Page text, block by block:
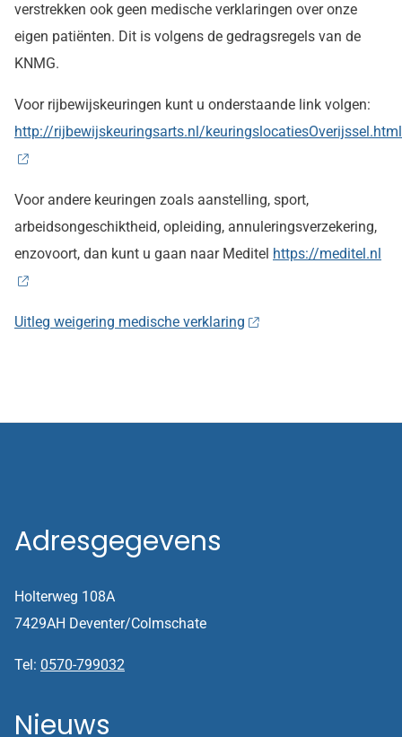
verstrekken ook geen medische verklaringen over onze
eigen patiënten. Dit is volgens de gedragsregels van de
KNMG.
Voor rijbewijskeuringen kunt u onderstaande link volgen:
http://rijbewijskeuringsarts.nl/keuringslocatiesOverijssel.html
Voor andere keuringen zoals aanstelling, sport,
arbeidsongeschiktheid, opleiding, annuleringsverzekering,
enzovoort, dan kunt u gaan naar Meditel https://meditel.nl
Uitleg weigering medische verklaring
Adresgegevens
Holterweg 108A
7429AH Deventer/Colmschate
Tel: 0570-799032
Nieuws